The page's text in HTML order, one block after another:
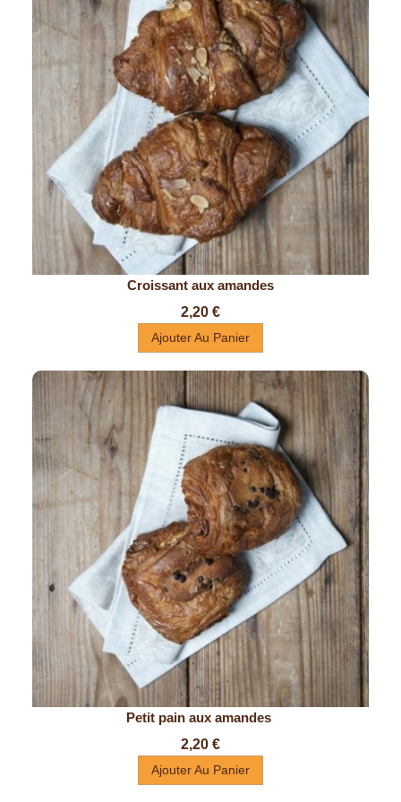
Croissant aux amandes
Prix
2,20 €
Ajouter Au Panier
Petit pain aux amandes
Prix
2,20 €
Ajouter Au Panier